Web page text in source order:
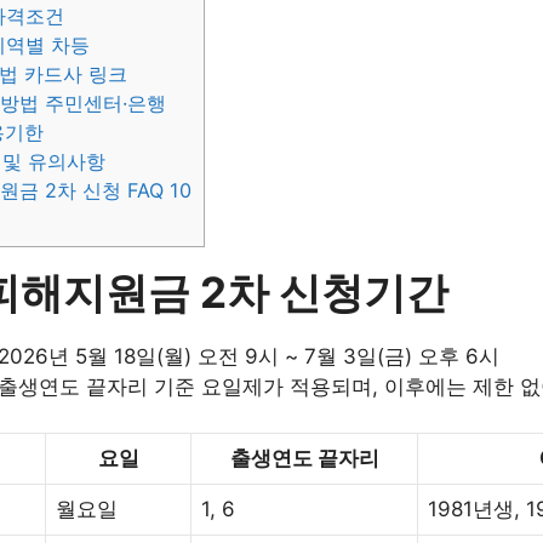
조건
별 차등
카드사 링크
법 주민센터·은행
한
유의사항
금 2차 신청 FAQ 10
해지원금 2차 신청기간
년 5월 18일(월) 오전 9시 ~ 7월 3일(금) 오후 6시
생연도 끝자리 기준 요일제가 적용되며, 이후에는 제한
요일 출생연도 끝자리
월요일 1, 6 1981년생,